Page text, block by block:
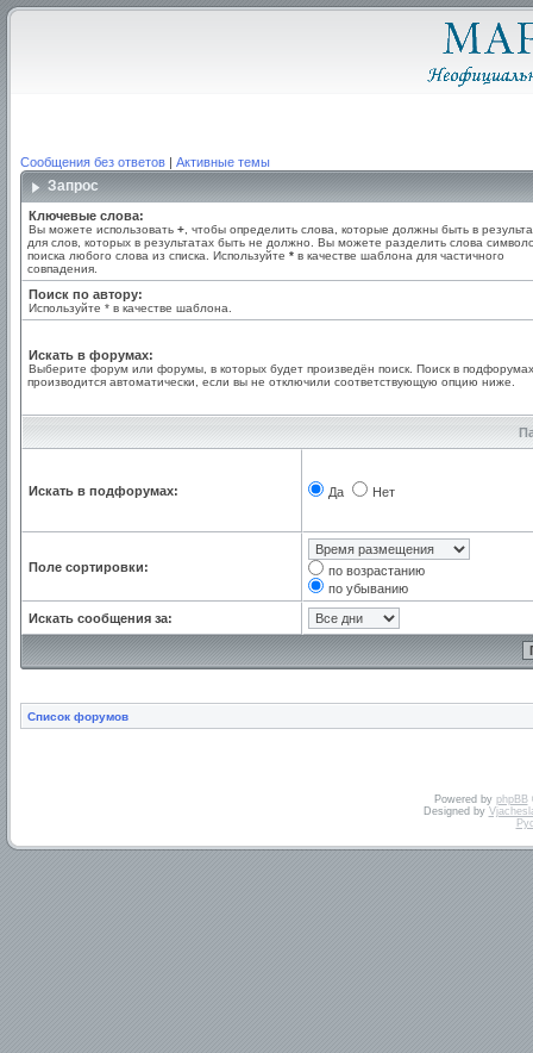
Сообщения без ответов | Активные темы
Запрос
Ключевые слова:
Вы можете использовать + , чтобы определить слова, которые должны быть в
для слов, которых в результатах быть не должно. Вы можете разделить слова
поиска любого слова из списка. Используйте * в качестве шаблона для частичного
совпадения.
Поиск по автору:
Используйте * в качестве шаблона.
Искать в форумах:
Выберите форум или форумы, в которых будет произведён поиск. Поиск в подфорумах
производится автоматически, если вы не отключили соответствующую опцию ниже.
Искать в подфорумах: Да Нет
Поле сортировки:
по возрастанию
по убыванию
Искать сообщения за:
Список форумов
Powered by phpBB
Designed by